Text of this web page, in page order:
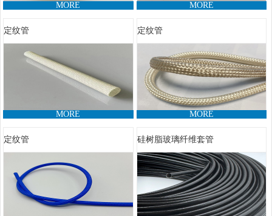
MORE MORE
定纹管
MORE
定纹管
MORE
定纹管 硅树脂玻璃纤维套管